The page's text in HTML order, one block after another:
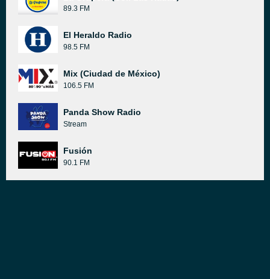
89.3 FM
El Heraldo Radio
98.5 FM
Mix (Ciudad de México)
106.5 FM
Panda Show Radio
Stream
Fusión
90.1 FM